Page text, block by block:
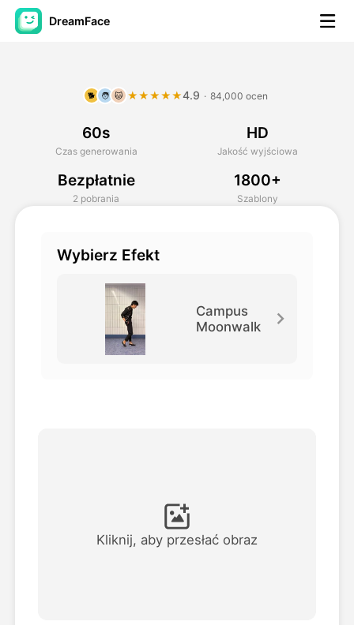
DreamFace
Avatar Video
AI Video
Zdjęcie
Zobacz wszystkie szablony
🐕 🧑 🐱 ★★★★★4.9 · 84,000 ocen
60s
Czas generowania
HD
Jakość wyjściowa
Bezpłatnie
2 pobrania
1800+
Szablony
Wybierz Efekt
Campus
Moonwalk
Kliknij, aby przesłać obraz